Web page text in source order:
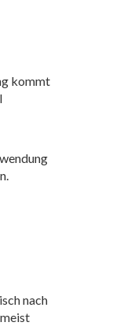
kommt
nach